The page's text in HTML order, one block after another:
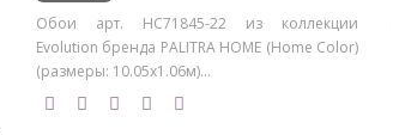
Обои арт. HC71845-22 из коллекции
Evolution бренда PALITRA HOME (Home Color)
(размеры: 10.05х1.06м)...